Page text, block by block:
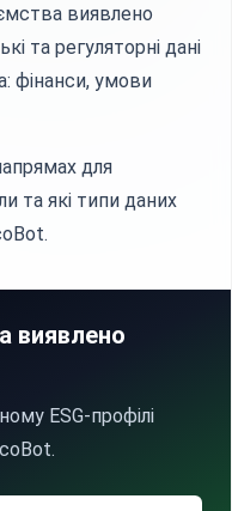
виявлено
та регуляторні дані
фінанси, умови
для
та які типи даних
виявлено
ESG-профілі